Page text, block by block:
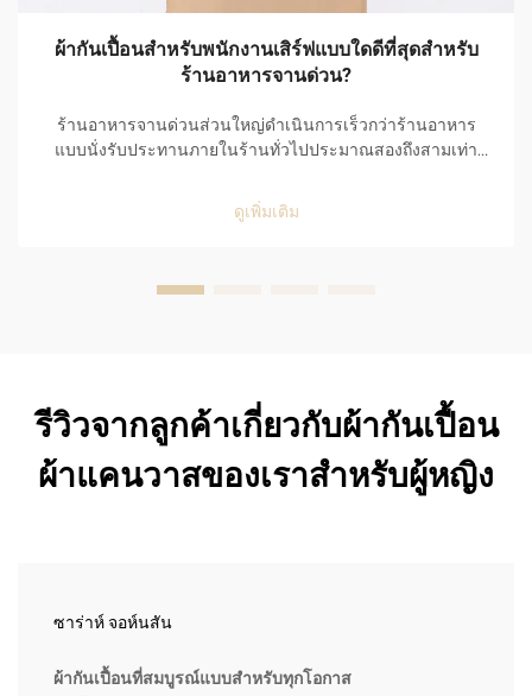
ผ้ากันเปื้อนสำหรับพนักงานเสิร์ฟแบบใดดีที่สุดสำหรับ
ร้านอาหารจานด่วน?
ร้านอาหารจานด่วนส่วนใหญ่ดำเนินการเร็วกว่าร้านอาหาร
แบบนั่งรับประทานภายในร้านทั่วไปประมาณสองถึงสามเท่า
รับคำสั่งผ่านระบบคอมพิวเตอร์ และเริ่มต้นพร้อมเสร็จสิ้นคำสั่ง
ภายในช่วงเวลาประมาณยี่สิบห้าวินาที เนื่องจากเหตุนี้...
ดูเพิ่มเติม
รีวิวจากลูกค้าเกี่ยวกับผ้ากันเปื้อน
ผ้าแคนวาสของเราสำหรับผู้หญิง
ซาร่าห์ จอห์นสัน
ผ้ากันเปื้อนที่สมบูรณ์แบบสำหรับทุกโอกาส